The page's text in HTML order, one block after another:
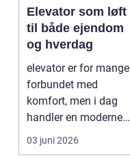
Elevator som løft
til både ejendom
og hverdag
elevator er for mange
forbundet med
komfort, men i dag
handler en moderne
elevator lige så meg...
03 juni 2026